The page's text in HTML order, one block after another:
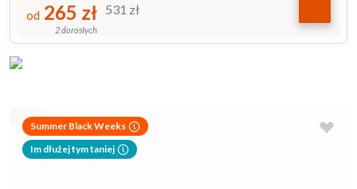
531 zł
od 265 zł
2 dorosłych
Summer Black Weeks
Im dłużej tym taniej